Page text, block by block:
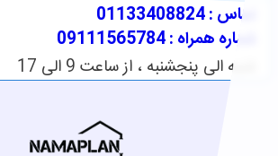
تماس : 01133408824
شماره همراه : 09111565784
شنبه الی پنجشنبه ، از ساعت 9 الی 17